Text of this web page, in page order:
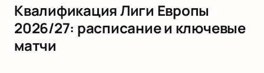
Квалификация Лиги Европы
2026/27: расписание и ключевые
матчи